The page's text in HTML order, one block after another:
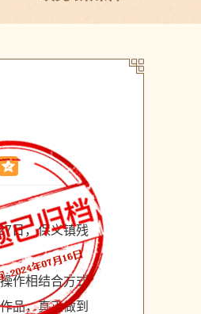
日，保义镇残
作相结合方式
品，真正做到